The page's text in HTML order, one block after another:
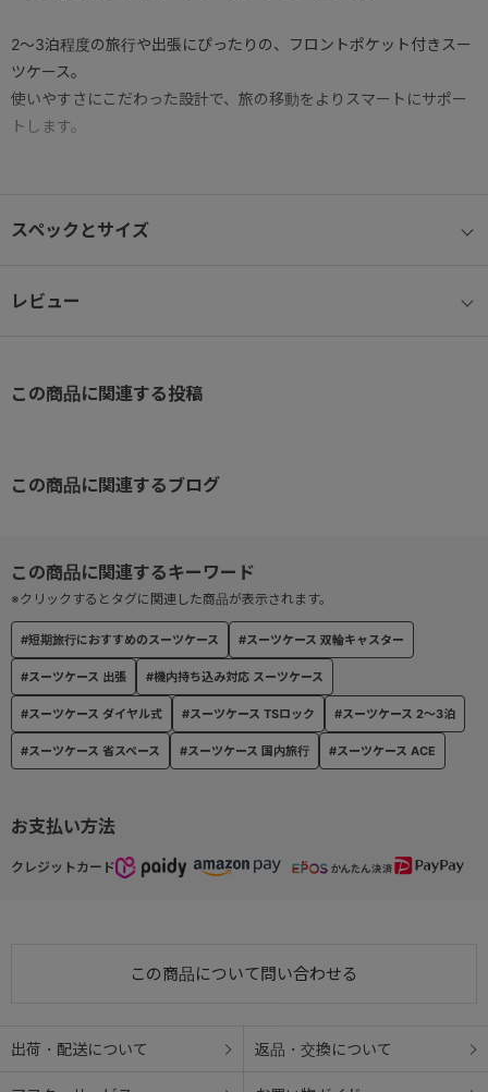
2～3泊程度の旅行や出張にぴったりの、フロントポケット付きスー
ツケース。
使いやすさにこだわった設計で、旅の移動をよりスマートにサポー
トします。
移動中でもサッと荷物の出し入れができる便利な設計。
●ダイヤル式TSロック
海外旅行でも安心してお使いいただけます。
※ダイヤル式のため鍵の付属はしません。
スペックとサイズ
レビュー
お支払い方法
クレジットカード
この商品について問い合わせる
出荷・配送について 返品・交換について
#短期旅行におすすめのスーツケース #スーツケース 双輪キャスター
#スーツケース 出張 #機内持ち込み対応 スーツケース
#スーツケース ダイヤル式 #スーツケース TSロック #スーツケース 2～3泊
#スーツケース 省スペース #スーツケース 国内旅行 #スーツケース ACE
※クリックするとタグに関連した商品が表示されます。
この商品に関連する投稿
この商品に関連するブログ